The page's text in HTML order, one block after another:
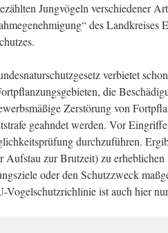
Jungvögeln verschiedener
des Landkreises
verbietet
die
Zerstörung von
geahndet werden. Vor
durchzuführen.
Aufstau zur Brutzeit) zu
oder den Schutzzweck
Vogelschutzrichlinie ist auch hier